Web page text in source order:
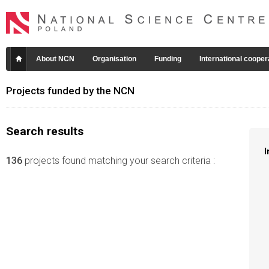
About NCN Organisation Funding International
Projects funded by the NCN
Search results
136 projects found matching your search criteria :